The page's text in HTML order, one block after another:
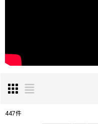
447件